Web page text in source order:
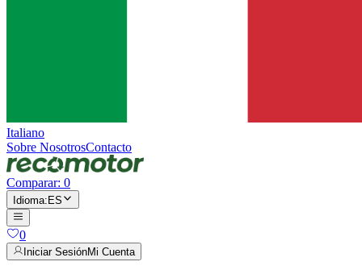
Italiano
Sobre NosotrosContacto
Comparar: 0
Idioma:ES
0
Iniciar SesiónMi Cuenta